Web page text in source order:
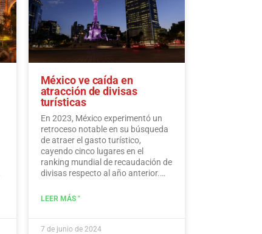
México ve caída en
atracción de divisas
turísticas
En 2023, México experimentó un
retroceso notable en su búsqueda
de atraer el gasto turístico,
cayendo cinco lugares en el
ranking mundial de recaudación de
divisas respecto al año anterior.
de Turismo, México ocupa el
millones de dólares en ingresos
LEER MÁS "
7 de junio de 2024